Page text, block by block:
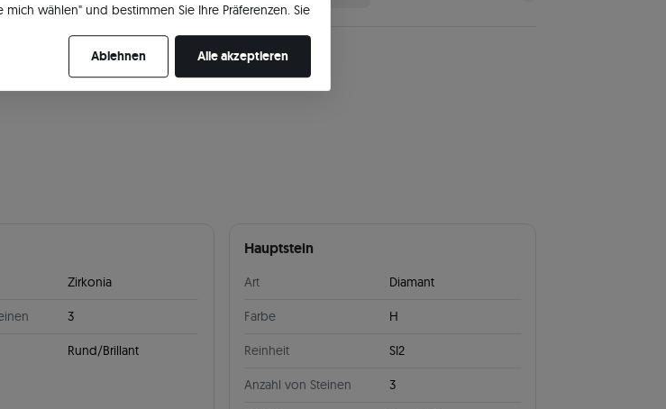
Zirkonia
3
Rund/Brillant
Hauptstein
Art Diamant
Farbe H
Reinheit SI2
Anzahl von Steinen 3
mich wählen" und bestimmen Sie Ihre Präferenzen. Sie
Ablehnen Alle akzeptieren